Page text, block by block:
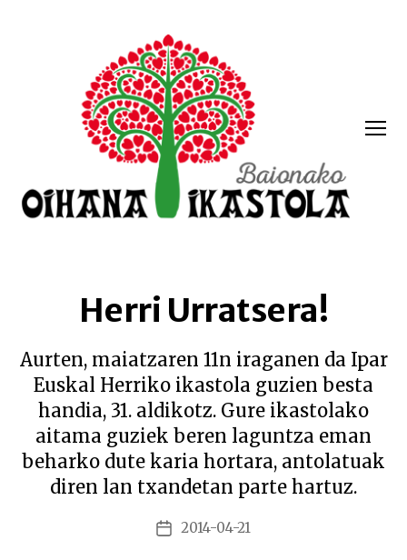
Herri Urratsera!
Aurten, maiatzaren 11n iraganen da Ipar
Euskal Herriko ikastola guzien besta
handia, 31. aldikotz. Gure ikastolako
aitama guziek beren laguntza eman
beharko dute karia hortara, antolatuak
diren lan txandetan parte hartuz.
Argitalpenaren
2014-04-21